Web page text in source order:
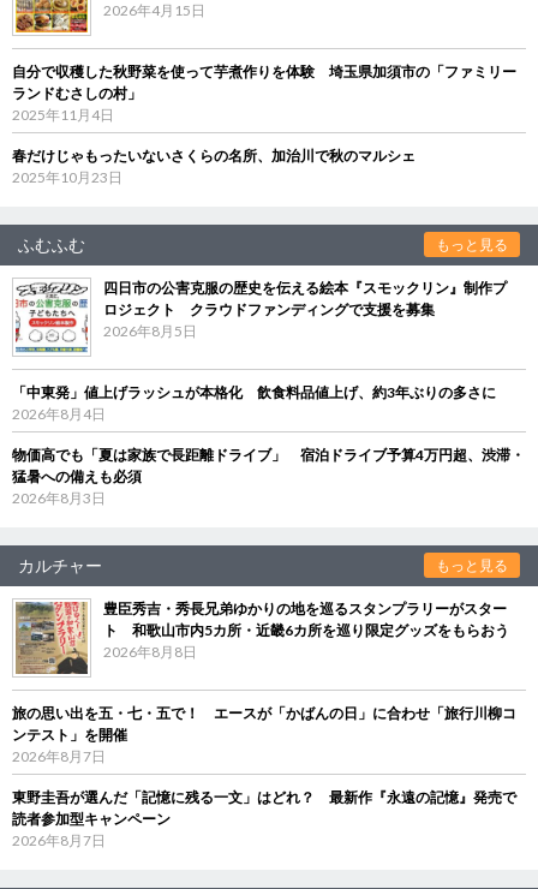
2026年4月15日
自分で収穫した秋野菜を使って芋煮作りを体験 埼玉県加須市の「ファミリー
ランドむさしの村」
2025年11月4日
春だけじゃもったいないさくらの名所、加治川で秋のマルシェ
2025年10月23日
ふむふむ もっと見る
四日市の公害克服の歴史を伝える絵本『スモックリン』制作プ
ロジェクト クラウドファンディングで支援を募集
2026年8月5日
「中東発」値上げラッシュが本格化 飲食料品値上げ、約3年ぶりの多さに
2026年8月4日
物価高でも「夏は家族で長距離ドライブ」 宿泊ドライブ予算4万円超、渋滞・
猛暑への備えも必須
2026年8月3日
カルチャー もっと見る
豊臣秀吉・秀長兄弟ゆかりの地を巡るスタンプラリーがスター
ト 和歌山市内5カ所・近畿6カ所を巡り限定グッズをもらおう
2026年8月8日
旅の思い出を五・七・五で！ エースが「かばんの日」に合わせ「旅行川柳コ
ンテスト」を開催
2026年8月7日
東野圭吾が選んだ「記憶に残る一文」はどれ？ 最新作『永遠の記憶』発売で
読者参加型キャンペーン
2026年8月7日